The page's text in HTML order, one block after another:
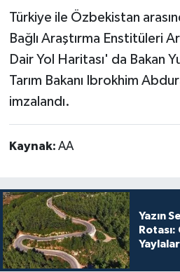
Türkiye ile Özbekistan
Bağlı Araştırma Enstitüleri
Dair Yol Haritası' da Bakan
Tarım Bakanı Ibrokhim
imzalandı.
Kaynak: AA
Yazın